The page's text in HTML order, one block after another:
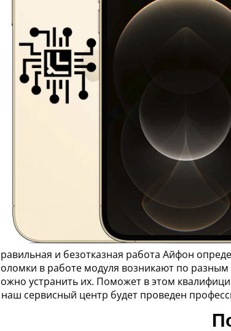
и безотказная работа Айфон
в работе модуля возникают по
устранить их. Поможет в этом
наш сервисный центр будет проведен